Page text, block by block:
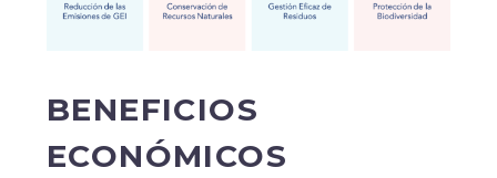
BENEFICIOS
ECONÓMICOS